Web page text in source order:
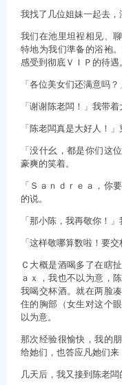
我找了几位姐妹一起去
我们在池里坦裎相见、
特地为我们準备的浴袍
感受到彻底ＶＩＰ的待遇。
「各位美女们还满意吗
「谢谢陈老闆！」我带着
「陈老闆真是大好人！
「没什幺，都是你们这
豪爽的笑着。
「Ｓａｎｄｒｅａ，你
的说。
「那小陈，我再敬你！」
「这样敬哪算数啦！要交
Ｃ大概是酒喝多了在瞎
ａｘ，我也不以为意，
我喝交杯酒。就在两脸
住的胸部（女生对这个
以为意。
那次经验很愉快，我的
给她们，也答应凡她们来
几天后，我又接到陈老闆